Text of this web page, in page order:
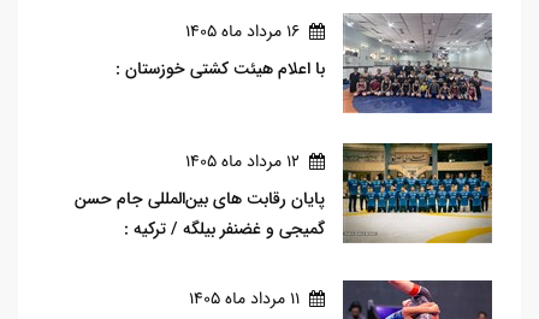
16 مرداد ماه 1405
با اعلام هیئت کشتی خوزستان :
12 مرداد ماه 1405
پایان رقابت های بین‌المللی جام حسن
گمیجی و غضنفر بیلگه / ترکیه :
11 مرداد ماه 1405